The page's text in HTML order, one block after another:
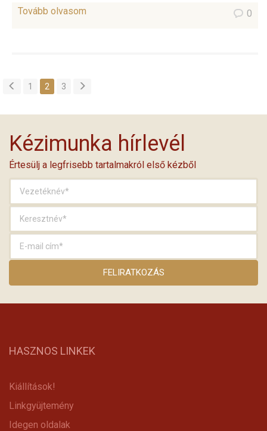
Tovább olvasom 0
1 2 3
Kézimunka hírlevél
Értesülj a legfrisebb tartalmakról első kézből
HASZNOS LINKEK
Kiállítások!
Linkgyüjtemény
Idegen oldalak